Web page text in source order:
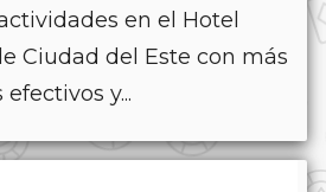
en el Hotel
Ciudad del Este con más
y...